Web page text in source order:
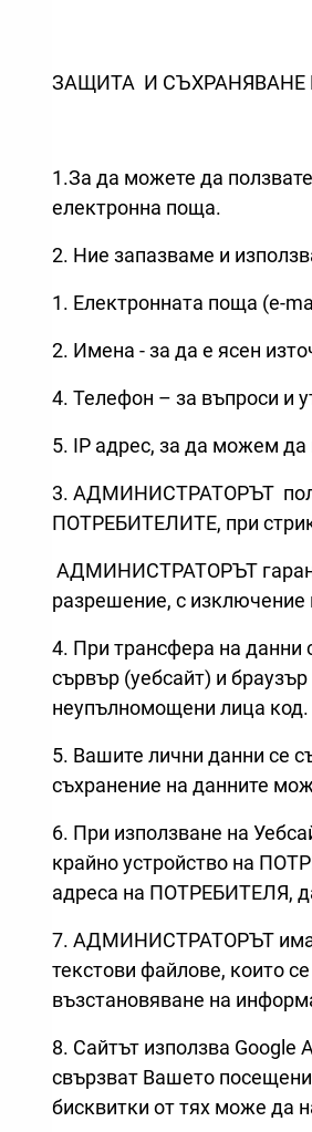
ЗАЩИТА И
1.За да можете да
електронна поща.
2. Ние запазваме и
1. Електронната поща (e-
2. Имена - за да е ясен
4. Телефон – за въпроси и
5. IP адрес, за да можем да
3. АДМИНИСТРАТОРЪТ
ПОТРЕБИТЕЛИТЕ, при
АДМИНИСТРАТОРЪТ
разрешение, с изключение
4. При трансфера на данни
сървър (уебсайт) и
неупълномощени лица
5. Вашите лични данни се
съхранение на данните
6. При използване на
крайно устройство на
адреса на ПОТРЕБИТЕЛЯ,
7. АДМИНИСТРАТОРЪТ има
текстови файлове, които
възстановяване на
8. Сайтът използва Google
свързват Вашето
бисквитки от тях може да